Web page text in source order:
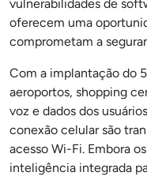
vulnerabilidades de
oferecem uma
comprometam a
Com a implantação do
aeroportos, shopping
voz e dados dos
conexão celular são
acesso Wi-Fi. Embora
inteligência integrada